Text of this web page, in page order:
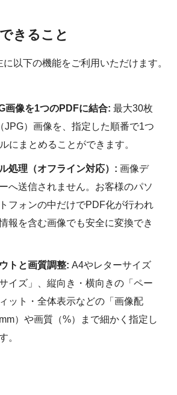
きること
以下の機能をご利用いただけます。
画像を1つのPDFに結合: 最大30枚
JPG）画像を、指定した順番で1つ
にまとめることができます。
処理（オフライン対応）: 画像デ
へ送信されません。お客様のパソ
フォンの中だけでPDF化が行われ
報を含む画像でも安全に変換でき
トと画質調整: A4やレターサイズ
イズ」、縦向き・横向きの「ペー
ット・全体表示などの「画像配
）や画質（%）まで細かく指定し
。